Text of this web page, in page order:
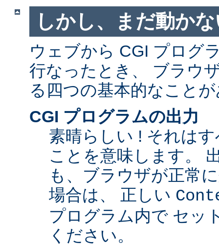
しかし、まだ動か
ウェブから CGI プログ
行なったとき、 ブラウ
る四つの基本的なこと
CGI プログラムの出力
素晴らしい ! それは
ことを意味します。
も、ブラウザが正常
場合は、 正しい
プログラム内で セッ
ください。